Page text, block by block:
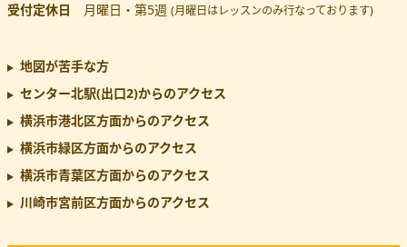
受付定休日
月曜日・第5週 (月曜日はレッスンのみ行なっております)
地図が苦手な方
センター北駅(出口2)からのアクセス
横浜市港北区方面からのアクセス
横浜市緑区方面からのアクセス
横浜市青葉区方面からのアクセス
川崎市宮前区方面からのアクセス